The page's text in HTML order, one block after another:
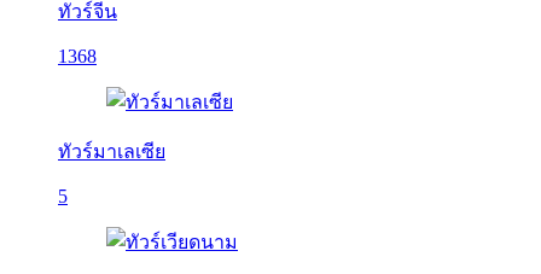
ทัวร์จีน
1368
ทัวร์มาเลเซีย
5